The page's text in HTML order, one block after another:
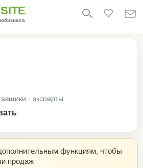
· эксперты
функциям, чтобы
продаж